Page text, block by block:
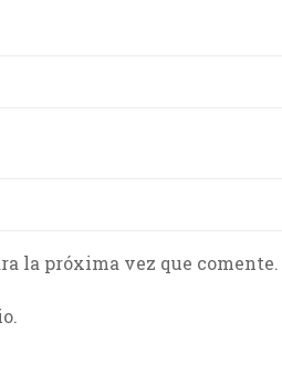
la próxima vez que comente.